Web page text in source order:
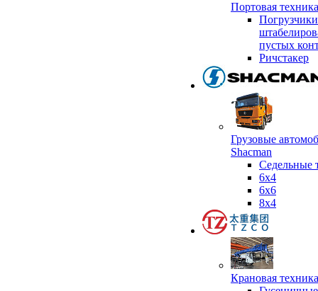
Портовая
пустых
Ричстакер
Грузовые
Shacman
Седельные
6х4
6x6
8x4
Крановая